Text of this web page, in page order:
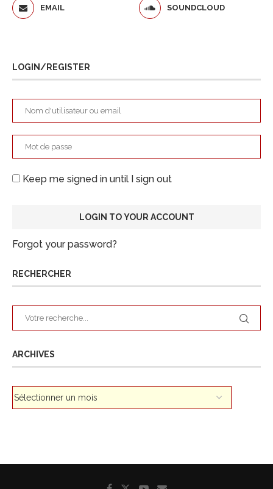
EMAIL SOUNDCLOUD
LOGIN/REGISTER
Keep me signed in until I sign out
Forgot your password?
RECHERCHER
ARCHIVES